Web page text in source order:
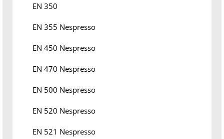
EN 350
EN 355 Nespresso
EN 450 Nespresso
EN 470 Nespresso
EN 500 Nespresso
EN 520 Nespresso
EN 521 Nespresso